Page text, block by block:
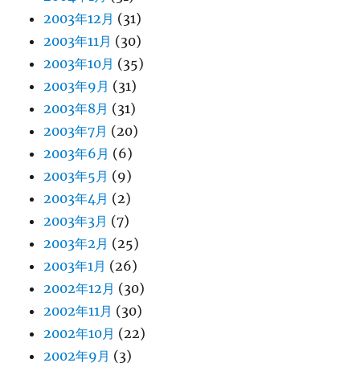
2003年12月 (31)
2003年11月 (30)
2003年10月 (35)
2003年9月 (31)
2003年8月 (31)
2003年7月 (20)
2003年6月 (6)
2003年5月 (9)
2003年4月 (2)
2003年3月 (7)
2003年2月 (25)
2003年1月 (26)
2002年12月 (30)
2002年11月 (30)
2002年10月 (22)
2002年9月 (3)